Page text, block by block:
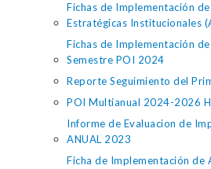
Fichas de Implementación
Estratégicas Institucionales
Fichas de Implementación
Semestre POI 2024
Reporte Seguimiento del
POI Multianual 2024-2026
Informe de Evaluacion de
ANUAL 2023
Ficha de Implementación de